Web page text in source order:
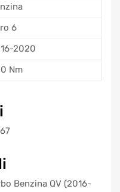
6
2020
Nm
Benzina QV (2016-